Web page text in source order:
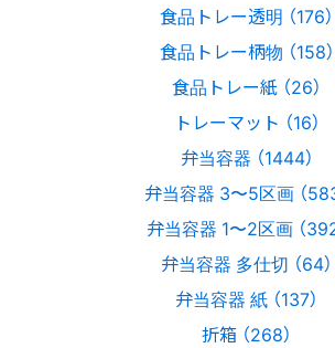
食品トレー透明 （176）
食品トレー柄物 （158）
食品トレー紙 （26）
トレーマット （16）
弁当容器 （1444）
弁当容器 3〜5区画 （583
弁当容器 1〜2区画 （392
弁当容器 多仕切 （64）
弁当容器 紙 （137）
折箱 （268）